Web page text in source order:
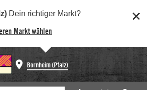
Dein richtiger Markt?
Markt wählen
Bornheim (Pfalz)